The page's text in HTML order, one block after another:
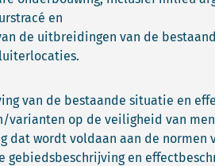
en
de uitbreidingen van de
van de bestaande situatie en
op de veiligheid van
dat wordt voldaan aan de normen
gebiedsbeschrijving en